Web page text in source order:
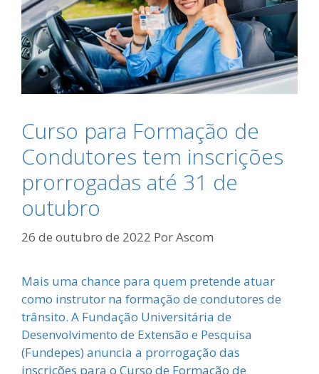
Curso para Formação de
Condutores tem inscrições
prorrogadas até 31 de
outubro
26 de outubro de 2022 PorAscom
Mais uma chance para quem pretende atuar
como instrutor na formação de condutores de
trânsito. A Fundação Universitária de
Desenvolvimento de Extensão e Pesquisa
(Fundepes) anuncia a prorrogação das
inscrições para o Curso de Formação de